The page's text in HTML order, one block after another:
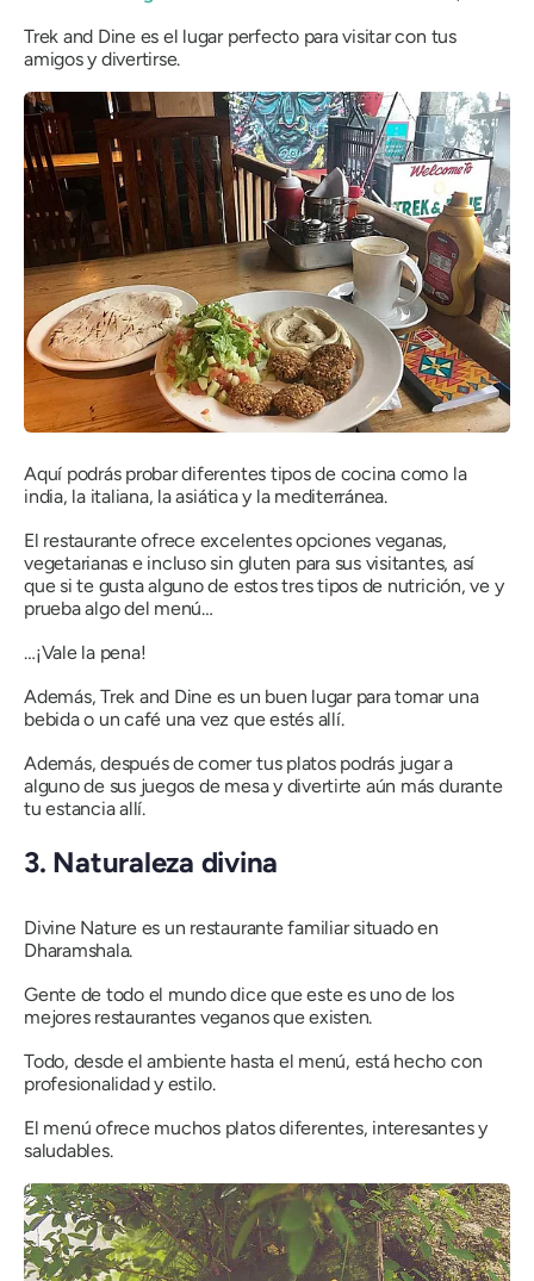
Trek and Dine es el lugar perfecto para visitar con tus
amigos y divertirse.
Aquí podrás probar diferentes tipos de cocina como la
india, la italiana, la asiática y la mediterránea.
El restaurante ofrece excelentes opciones veganas,
vegetarianas e incluso sin gluten para sus visitantes, así
que si te gusta alguno de estos tres tipos de nutrición, ve y
prueba algo del menú…
…¡Vale la pena!
Además, Trek and Dine es un buen lugar para tomar una
bebida o un café una vez que estés allí.
Además, después de comer tus platos podrás jugar a
alguno de sus juegos de mesa y divertirte aún más durante
tu estancia allí.
3. Naturaleza divina
Divine Nature es un restaurante familiar situado en
Dharamshala.
Gente de todo el mundo dice que este es uno de los
mejores restaurantes veganos que existen.
Todo, desde el ambiente hasta el menú, está hecho con
profesionalidad y estilo.
El menú ofrece muchos platos diferentes, interesantes y
saludables.